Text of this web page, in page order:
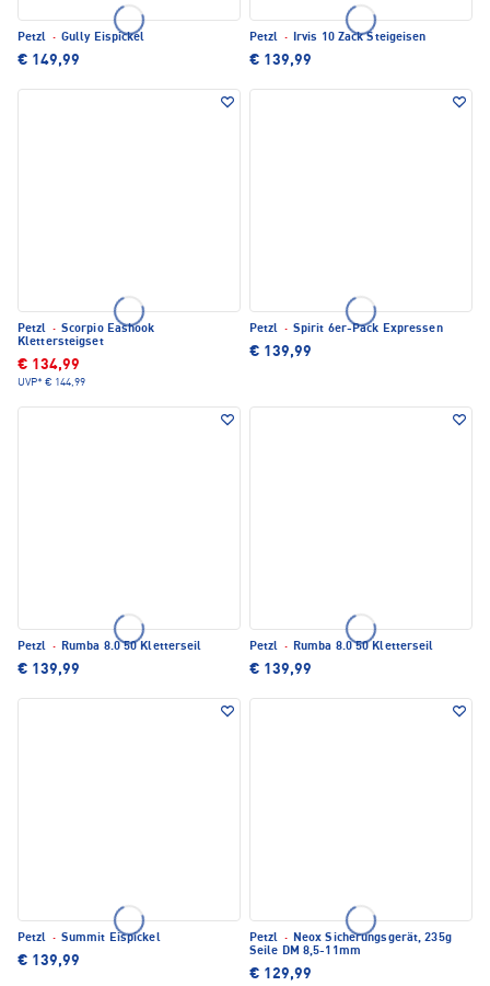
Petzl · Gully Eispickel
€ 149,99
Petzl · Irvis 10 Zack Steigeisen
€ 139,99
Petzl · Scorpio Eashook
Klettersteigset
€ 134,99
UVP* € 144,99
Petzl · Spirit 6er-Pack Expressen
€ 139,99
Petzl · Rumba 8.0 50 Kletterseil
€ 139,99
Petzl · Rumba 8.0 50 Kletterseil
€ 139,99
Petzl · Summit Eispickel
€ 139,99
Petzl · Neox Sicherungsgerät, 235g
Seile DM 8,5-11mm
€ 129,99